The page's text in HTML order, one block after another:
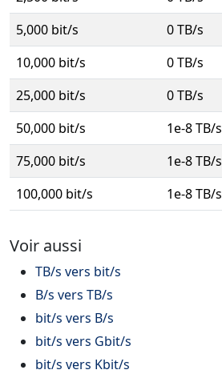
5,000 bit/s
0 TB/s
10,000 bit/s
0 TB/s
25,000 bit/s
0 TB/s
50,000 bit/s
1e-8 TB/s
75,000 bit/s
1e-8 TB/s
100,000 bit/s
1e-8 TB/s
Voir aussi
TB/s vers bit/s
B/s vers TB/s
bit/s vers B/s
bit/s vers Gbit/s
bit/s vers Kbit/s